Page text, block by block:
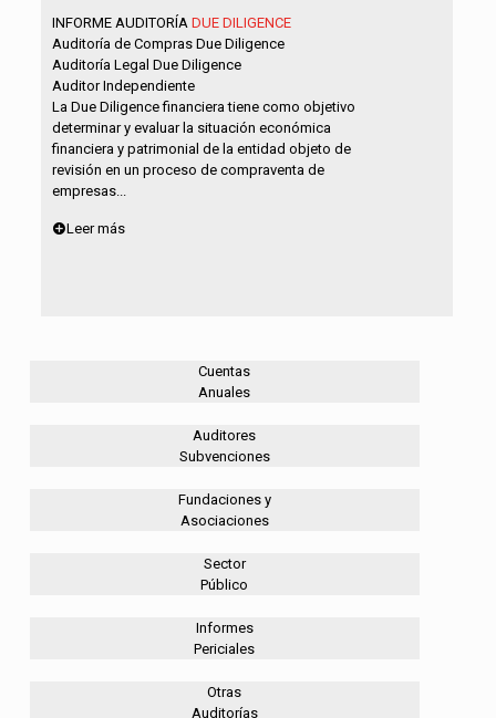
INFORME AUDITORÍA DUE DILIGENCE
Auditoría de Compras Due Diligence
Auditoría Legal Due Diligence
Auditor Independiente
La Due Diligence financiera tiene como objetivo
determinar y evaluar la situación económica
financiera y patrimonial de la entidad objeto de
revisión en un proceso de compraventa de
empresas...
Leer más
Cuentas
Anuales
Auditores
Subvenciones
Fundaciones y
Asociaciones
Sector
Público
Informes
Periciales
Otras
Auditorías